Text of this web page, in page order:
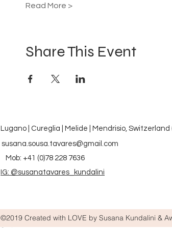
Read More >
Share This Event
Lugano | Cureglia | Melide | Mendrisio, Switzerland
susana.sousa.tavares@gmail.com
Mob: +41 (0)78 228 7636
IG: @susanatavares_kundalini
©2019 Created with LOVE by Susana Kundalini &